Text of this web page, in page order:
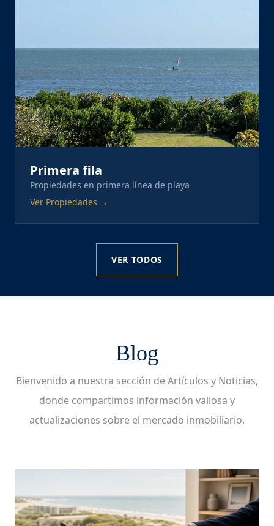
Primera fila
Propiedades en primera línea de playa
Ver Propiedades →
VER TODOS
Blog
Bienvenido a nuestra sección de Artículos y Noticias,
donde compartimos información valiosa y
actualizaciones sobre el mercado inmobiliario.